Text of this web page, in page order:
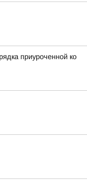
приуроченной ко